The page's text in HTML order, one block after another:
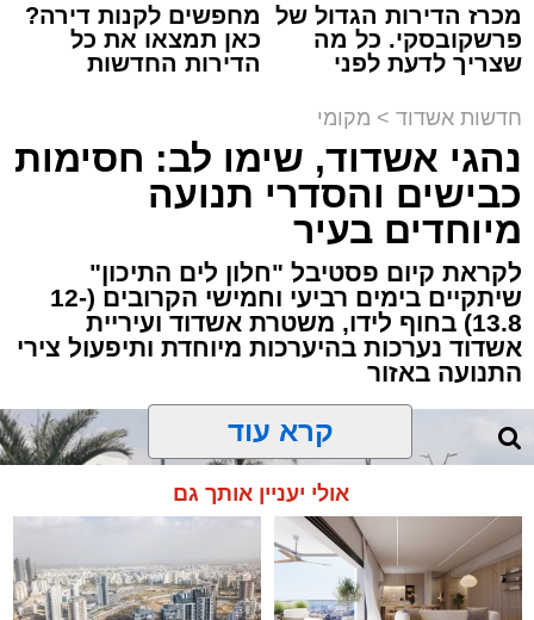
תגים:איחוד הצלה, תאונת דרכים , שד' בני ברית
תאונה עם מעורבות שלושה כלי רכב אירעה ברחוב
בני ברית סמוך לצומת רחוב האורגים באשדוד.
צוותי הרפואה של מד"א איחוד הצלה העניק טיפול
רפואי לשלושה גברים ואישה שנפצעו באורח קל.
מעוניינים להגיב? לדווח ? צרו איתנו קשר במייל -
ASHDODS@ISNET.CO.IL
מכרז הדירות הגדול של
פרשקובסקי. כל מה
שצריך לדעת לפני
באשדוד
מחפשים לקנות דירה?
כאן תמצאו את כל
הדירות החדשות
חדשות אשדוד > מקומי
נהגי אשדוד, שימו לב: חסימות
כבישים והסדרי תנועה
מיוחדים בעיר
לקראת קיום פסטיבל "חלון לים התיכון"
שיתקיים בימים רביעי וחמישי הקרובים (12-
13.8) בחוף לידו, משטרת אשדוד ועיריית
אשדוד נערכות בהיערכות מיוחדת ותיפעול צירי
התנועה באזור
קרא עוד
אולי יעניין אותך גם